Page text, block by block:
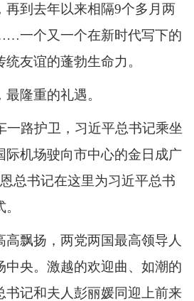
再到去年以来相隔9个多月两
一个又一个在新时代写下的
友谊的蓬勃生命力。
隆重的礼遇。
一路护卫，习近平总书记乘坐
际机场驶向市中心的金日成广
总书记在这里为习近平总书
高飘扬，两党两国最高领导人
中央。激越的欢迎曲、如潮的
书记和夫人彭丽媛同迎上前来